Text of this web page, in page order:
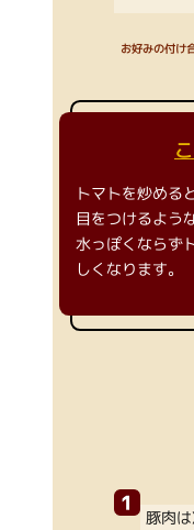
お好みの付け
トマトを炒める
目をつけるよう
水っぽくならず
しくなります。
豚肉